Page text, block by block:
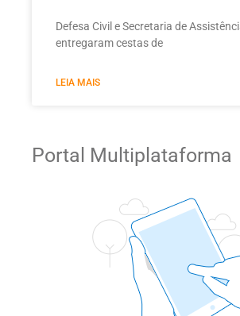
Defesa Civil e Secretaria de
entregaram cestas de
LEIA MAIS
Portal Multiplataforma